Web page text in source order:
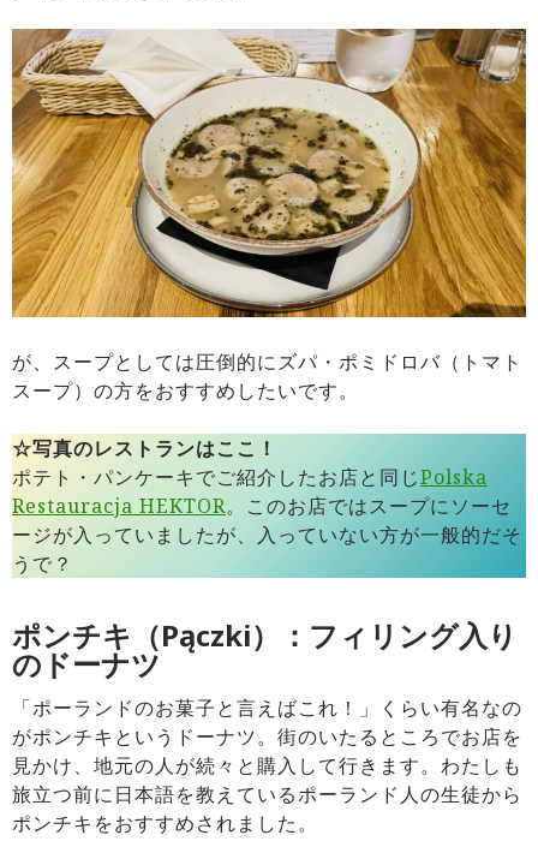
が、スープとしては圧倒的にズパ・ポミドロバ（トマト
スープ）の方をおすすめしたいです。
☆写真のレストランはここ！
ポテト・パンケーキでご紹介したお店と同じPolska
Restauracja HEKTOR。このお店ではスープにソーセ
ージが入っていましたが、入っていない方が一般的だそ
うで？
ポンチキ （Pączki） ：フィリング入り
のドーナツ
「ポーランドのお菓子と言えばこれ！」くらい有名なの
がポンチキというドーナツ。街のいたるところでお店を
見かけ、地元の人が続々と購入して行きます。わたしも
旅立つ前に日本語を教えているポーランド人の生徒から
ポンチキをおすすめされました。